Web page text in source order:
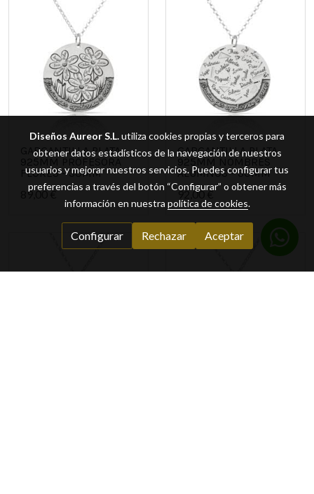
GARGANTILLA PLATA
FLORES - 30MM
89,00 €
GARGANTILLA PLATA
925MM NOMBRES
ALUMNOS - 30MM
92,00 €
Diseños Aureor S.L.utiliza cookies propias y terceros para
obtener datos estadísticos de la navegación de nuestros
usuarios y mejorar nuestros servicios. Puedes configurar tus
preferencias a través del botón “Configurar” o obtener más
información en nuestra política de cookies.
Configurar Rechazar Aceptar